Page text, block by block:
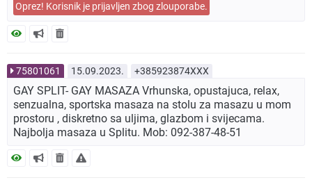
Oprez! Korisnik je prijavljen zbog zlouporabe.
75801061 15.09.2023. +385923874XXX
GAY SPLIT- GAY MASAZA Vrhunska, opustajuca, relax,
senzualna, sportska masaza na stolu za masazu u mom
prostoru , diskretno sa uljima, glazbom i svijecama.
Najbolja masaza u Splitu. Mob: 092-387-48-51